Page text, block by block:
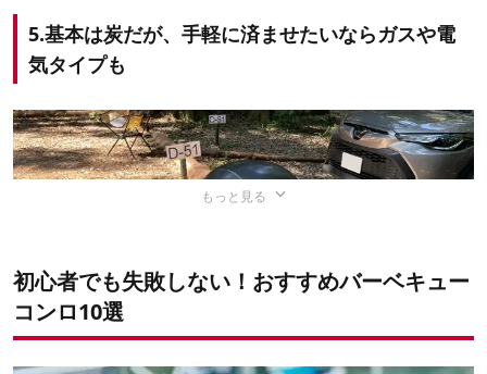
卓上タイプ 使い捨てタイプ 焚き火台
で持ち運びやすい
捨てるだけ
をしたあと、薪を入れ
てそのまま焚き火に移
なかにはつまみを回して炭床へ自動で空気を送ってくれる
ファン機能を搭載した、もはやうちわで仰ぐ必要のないも
ンロを選んでおくと、撤収の面倒さも解消できます。
そんな灰の処理に便利なのが、
上げて灰を落とす手間がなく、誰でも簡単に灰の処理がで
きます。取っ手がついていると炭床に直接触れずに済むの
で、火傷のリスクが低くなります。
いポイントです。
バーベキューコンロは組み立て式がほとんど
5.基本は炭だが、手軽に済ませたいならガスや電
気タイプも
もっと見る
初心者でも失敗しない！おすすめバーベキュー
コンロ10選